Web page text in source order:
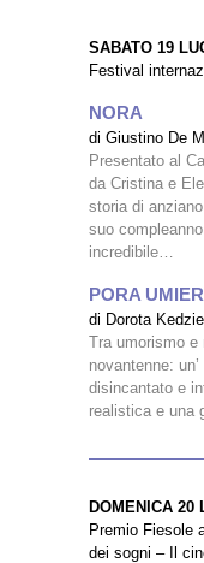
SABATO 19
Festival
NORA
di Giustino De
Presentato al
da Cristina e
storia di
suo
incredibile…
PORA
di Dorota
Tra umorismo e
novantenne:
disincantato e
realistica e una
DOMENICA 20
Premio Fiesole
dei sogni – Il